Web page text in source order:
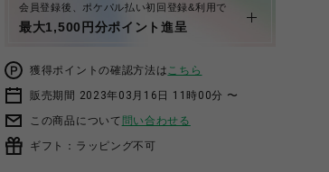
会員登録後、ポケパル払い初回登録&利用で
最大1,500円分ポイント進呈
獲得ポイントの確認方法はこちら
販売期間 2023年03月16日 11時00分 〜
この商品について 問い合わせる
ギフト：ラッピング不可